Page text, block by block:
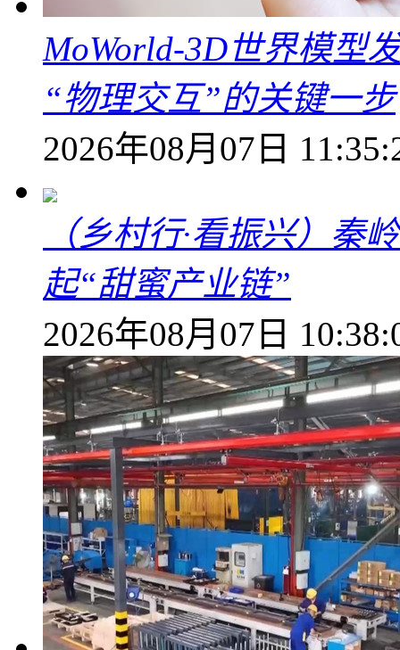
MoWorld-3D世界模型
“物理交互”的关键一步
2026年08月07日
（乡村行·看振兴）秦
起“甜蜜产业链”
2026年08月07日